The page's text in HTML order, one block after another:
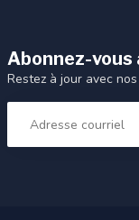
Abonnez-
Restez à jour avec